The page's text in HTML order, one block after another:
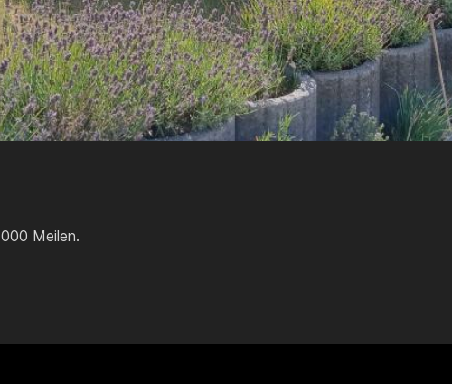
Meilen.